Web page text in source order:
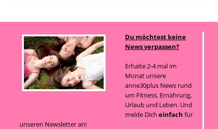
Du möchtest keine
News verpassen?
Erhalte 2-4 mal im
Monat unsere
anne30plus News rund
um Fitness, Ernährung,
Urlaub und Leben. Und
melde Dicheinfach für
unseren Newsletter an!